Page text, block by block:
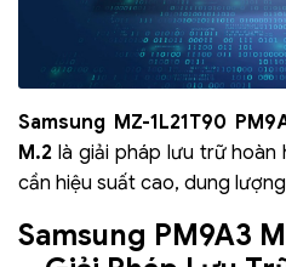
Samsung MZ-1L21T90
M.2 là giải pháp lưu trữ
cần hiệu suất cao, dung
Samsung PM9A3